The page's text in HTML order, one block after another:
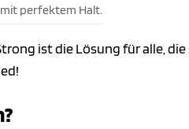
perfektem Halt.
ist die Lösung für alle,